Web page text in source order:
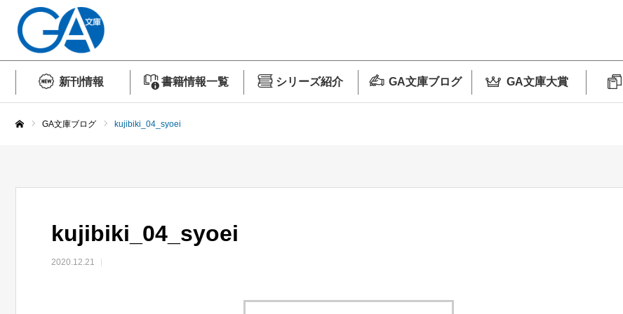
新刊情報 書籍情報一覧 シリーズ紹介 GA文庫ブログ GA文庫大賞
GA文庫ブログ kujibiki_04_syoei
kujibiki_04_syoei
2020.12.21